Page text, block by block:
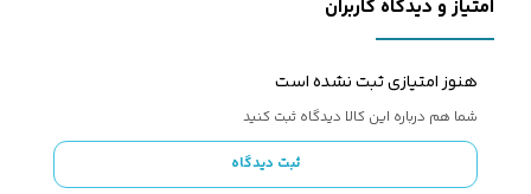
امتیاز و دیدگاه کاربران
هنوز امتیازی ثبت نشده است
شما هم درباره این کالا دیدگاه ثبت کنید
ثبت دیدگاه